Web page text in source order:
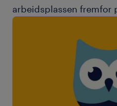
arbeidsplassen fremfor